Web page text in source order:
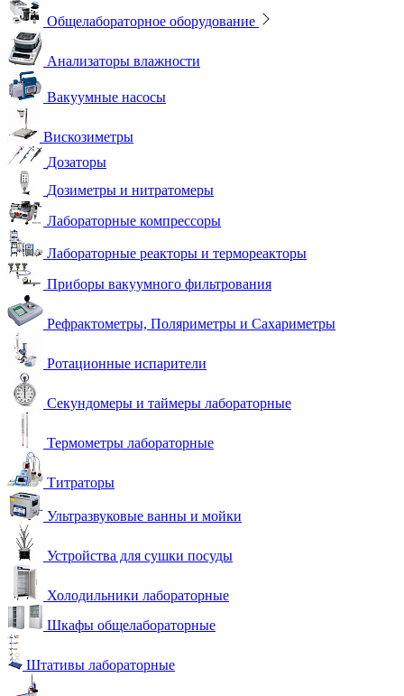
Общелабораторное оборудование
Анализаторы влажности
Вакуумные насосы
Вискозиметры
Дозаторы
Дозиметры и нитратомеры
Лабораторные компрессоры
Лабораторные реакторы и термореакторы
Приборы вакуумного фильтрования
Рефрактометры, Поляриметры и Сахариметры
Ротационные испарители
Секундомеры и таймеры лабораторные
Термометры лабораторные
Титраторы
Ультразвуковые ванны и мойки
Устройства для сушки посуды
Холодильники лабораторные
Шкафы общелабораторные
Штативы лабораторные